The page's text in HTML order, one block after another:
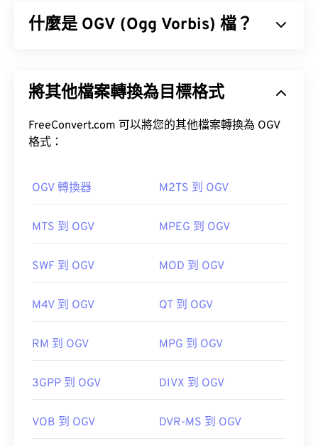
全球行動通訊系統 (GSM)
通用行動通訊系
如何開啟 AMR 檔案？
由於 AMR 檔案經常用於手機，包括彩信，因此大多
開發者： 第三代合作夥伴計畫 (3GPP)
實用連結：
https://en.wikipedia.org/wiki/Adaptive_Multi-
什麼是 OGV (Ogg Vorbis) 檔？
碼器家族的一部分，由非營利組織Xiph.Org 基金會
分複用 (TDM)音訊、視訊、文字（字幕）和元資
料。
如何開啟 OGV 檔案？
VLC 媒體播放器 是開啟 OGV 檔案的最佳選擇。
Winamp Elmedia
OGV 可以在Windows Media PlayerWindows Media
href="https://www.xiph.org/dshow/">DirectShow
將其他檔案轉換為目標格式
FreeConvert.com 可以將您的其他檔案轉換為 OGV
格式：
OGV 轉換器 M2TS 到 OGV
MTS 到 OGV MPEG 到 OGV
SWF 到 OGV MOD 到 OGV
M4V 到 OGV QT 到 OGV
RM 到 OGV MPG 到 OGV
3GPP 到 OGV DIVX 到 OGV
VOB 到 OGV DVR-MS 到 OGV